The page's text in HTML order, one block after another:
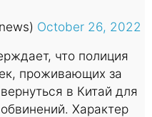
October 26, 2022
что полиция
проживающих за
в Китай для
Характер